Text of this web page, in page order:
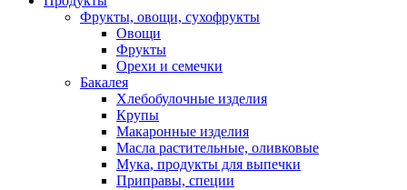
Фрукты, овощи, сухофрукты
Овощи
Фрукты
Орехи и семечки
Бакалея
Хлебобулочные изделия
Крупы
Макаронные изделия
Масла растительные, оливковые
Мука, продукты для выпечки
Приправы, специи